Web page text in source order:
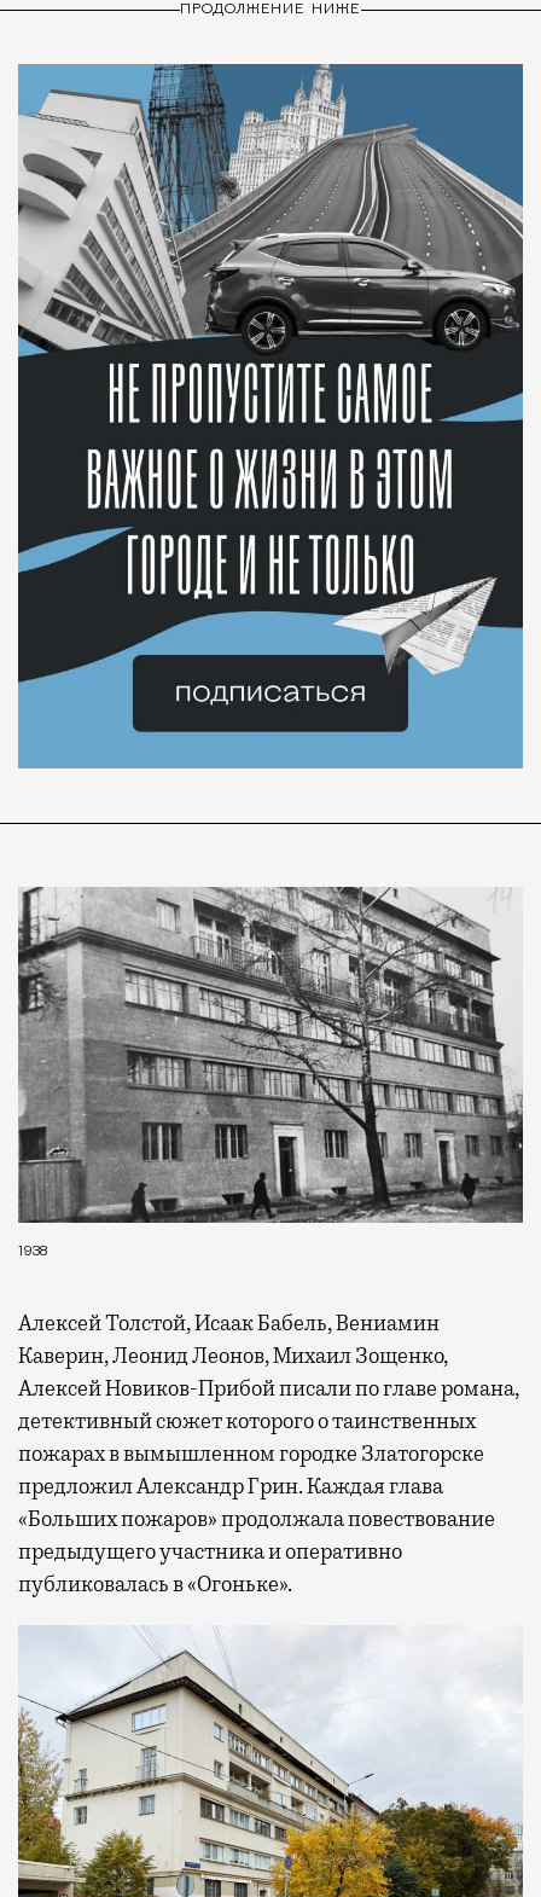
ПРОДОЛЖЕНИЕ НИЖЕ
1938
Алексей Толстой, Исаак Бабель, Вениамин
Каверин, Леонид Леонов, Михаил Зощенко,
Алексей Новиков-Прибой писали по главе романа,
детективный сюжет которого о таинственных
пожарах в вымышленном городке Златогорске
предложил Александр Грин. Каждая глава
«Больших пожаров» продолжала повествование
предыдущего участника и оперативно
публиковалась в «Огоньке».